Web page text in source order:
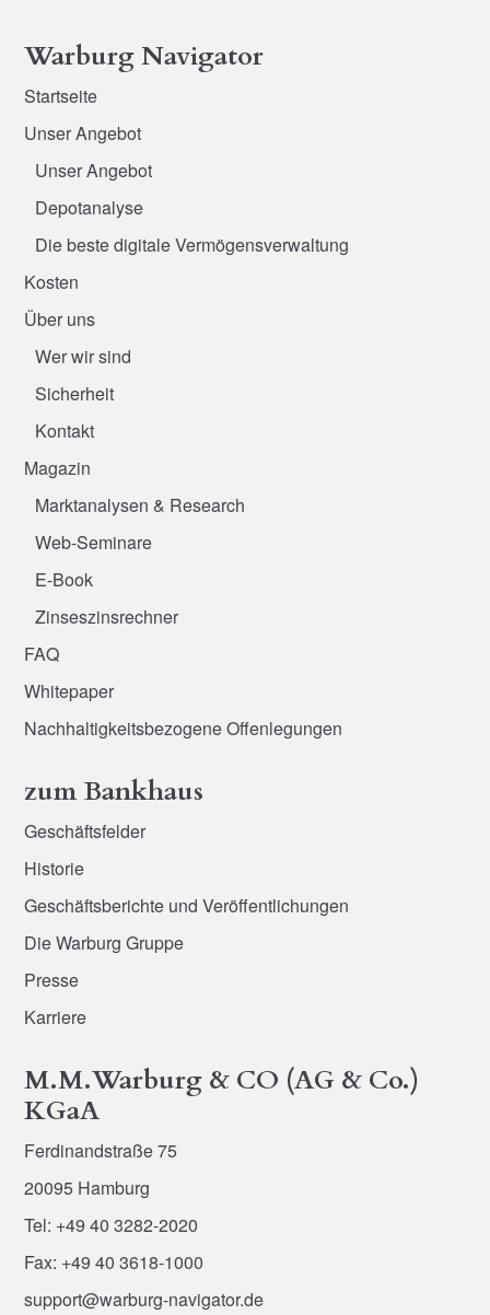
Warburg Navigator
Startseite
Unser Angebot
Unser Angebot
Depotanalyse
Die beste digitale Vermögensverwaltung
Kosten
Über uns
Wer wir sind
Sicherheit
Kontakt
Magazin
Marktanalysen & Research
Web-Seminare
E-Book
Zinseszinsrechner
FAQ
Whitepaper
Nachhaltigkeitsbezogene Offenlegungen
zum Bankhaus
Geschäftsfelder
Historie
Geschäftsberichte und Veröffentlichungen
Die Warburg Gruppe
Presse
Karriere
M.M.Warburg & CO (AG & Co.)
KGaA
Ferdinandstraße 75
20095 Hamburg
Tel: +49 40 3282-2020
Fax: +49 40 3618-1000
support@warburg-navigator.de